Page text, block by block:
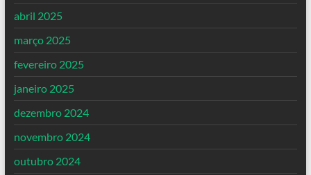
abril 2025
março 2025
fevereiro 2025
janeiro 2025
dezembro 2024
novembro 2024
outubro 2024